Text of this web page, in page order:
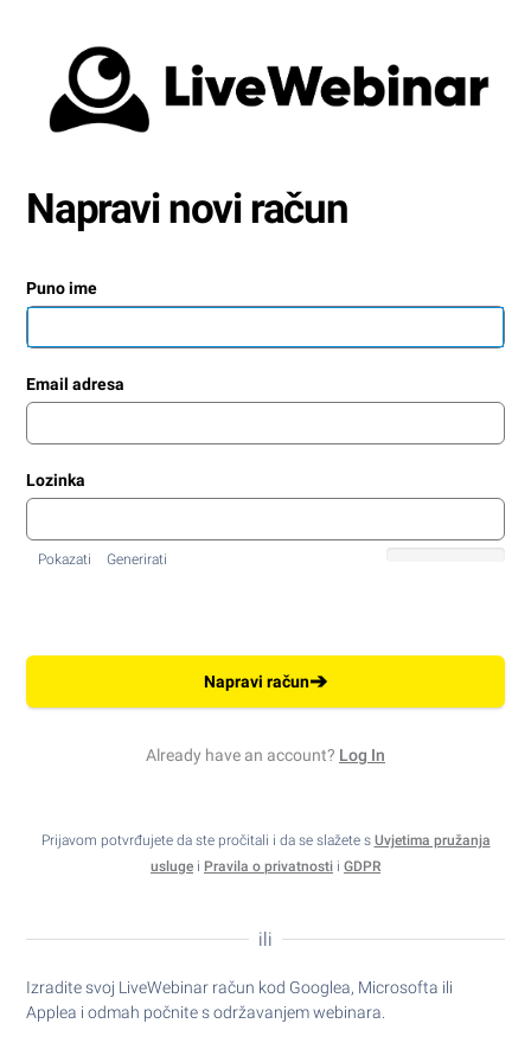
Napravi novi račun
Puno ime
Email adresa
Lozinka
Pokazati Generirati
Napravi račun➔
Already have an account? Log In
Prijavom potvrđujete da ste pročitali i da se slažete s Uvjetima pružanja
usluge i Pravila o privatnosti i GDPR
ili
Izradite svoj LiveWebinar račun kod Googlea, Microsofta ili
Applea i odmah počnite s održavanjem webinara.